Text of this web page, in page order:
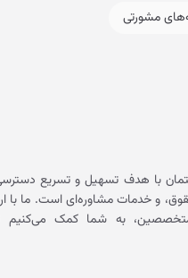
مشورتی
با هدف تسهیل و تسریع
و خدمات مشاوره‌ای است. ما با
متخصصین، به شما کمک می‌کنیم